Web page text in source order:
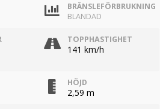
BRÄNSLEFÖRBRUKNING
BLANDAD
TOPPHASTIGHET
141 km/h
HÖJD
2,59 m